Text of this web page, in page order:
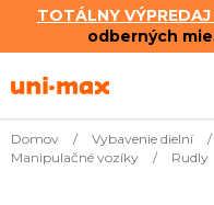
TOTÁLNY
odberných
na
Domov / Vybavenie dielní /
Manipulačné vozíky
/ Rudly